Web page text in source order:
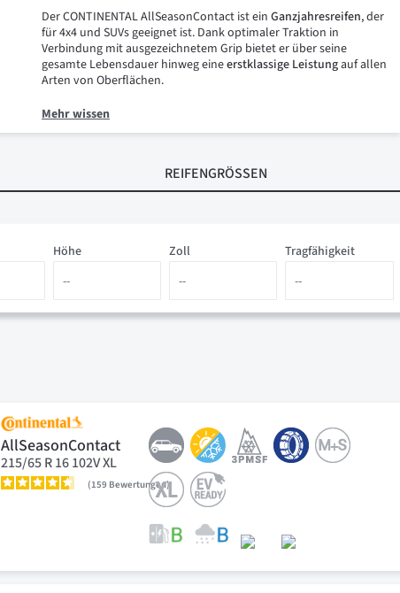
Der CONTINENTAL AllSeasonContact ist ein Ganzjahresreifen, der
für 4x4 und SUVs geeignet ist. Dank optimaler Traktion in
Verbindung mit ausgezeichnetem Grip bietet er über seine
gesamte Lebensdauer hinweg eineerstklassige Leistungauf allen
Arten von Oberflächen.
Mehr wissen
REIFENGRÖSSEN
Zoll
Höhe Tragfähigkeit
AllSeasonContact
215/65 R 16 102V XL
159 Bewertungen